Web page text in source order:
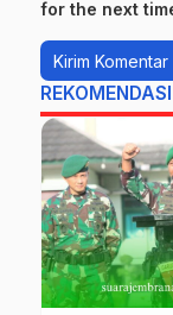
for the next